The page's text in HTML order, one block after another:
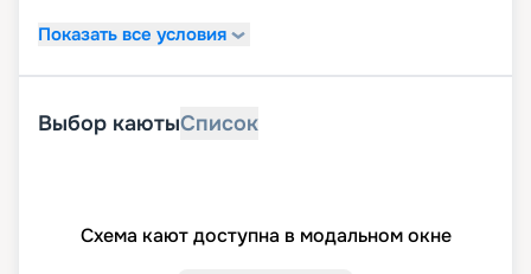
Показать все условия
Выбор каютыСписок
Схема кают доступна в модальном окне